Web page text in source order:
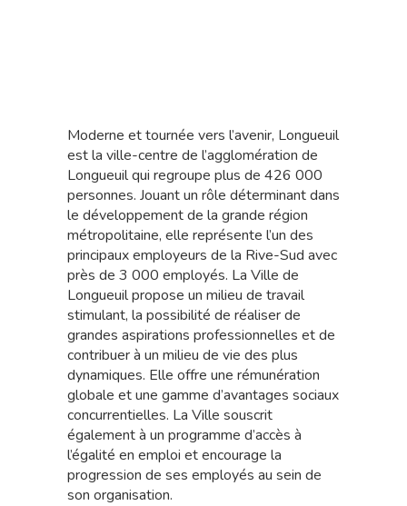
Moderne et tournée vers l’avenir, Longueuil
est la ville-centre de l’agglomération de
Longueuil qui regroupe plus de 426 000
personnes. Jouant un rôle déterminant dans
le développement de la grande région
métropolitaine, elle représente l’un des
principaux employeurs de la Rive-Sud avec
près de 3 000 employés. La Ville de
Longueuil propose un milieu de travail
stimulant, la possibilité de réaliser de
grandes aspirations professionnelles et de
contribuer à un milieu de vie des plus
dynamiques. Elle offre une rémunération
globale et une gamme d’avantages sociaux
concurrentielles. La Ville souscrit
également à un programme d’accès à
l’égalité en emploi et encourage la
progression de ses employés au sein de
son organisation.